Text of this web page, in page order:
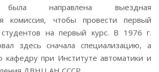
была направлена выездная
комиссия, чтобы провести первый
на первый курс. В 1976 г.
здесь сначала специализацию, а
кафедру при Институте автоматики и